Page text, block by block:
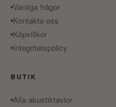
Vanliga frågor
Kontakta oss
Köpvillkor
Integritetspolicy
BUTIK
Alla akustiktavlor